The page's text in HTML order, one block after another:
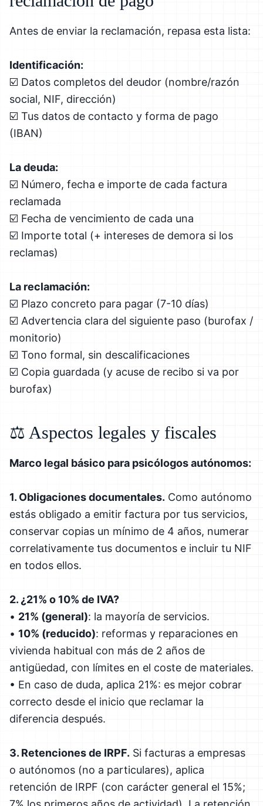
Antes de enviar la reclamación, repasa esta lista:
Identificación:
☑️ Datos completos del deudor (nombre/razón
social, NIF, dirección)
☑️ Tus datos de contacto y forma de pago
(IBAN)
La deuda:
☑️ Número, fecha e importe de cada factura
reclamada
☑️ Fecha de vencimiento de cada una
☑️ Importe total (+ intereses de demora si los
reclamas)
La reclamación:
☑️ Plazo concreto para pagar (7-10 días)
☑️ Advertencia clara del siguiente paso (burofax /
monitorio)
☑️ Tono formal, sin descalificaciones
☑️ Copia guardada (y acuse de recibo si va por
burofax)
⚖️ Aspectos legales y fiscales
Marco legal básico para psicólogos autónomos:
1. Obligaciones documentales. Como autónomo
estás obligado a emitir factura por tus servicios,
conservar copias un mínimo de 4 años, numerar
correlativamente tus documentos e incluir tu NIF
en todos ellos.
2. ¿21% o 10% de IVA?
• 21% (general): la mayoría de servicios.
• 10% (reducido): reformas y reparaciones en
vivienda habitual con más de 2 años de
antigüedad, con límites en el coste de materiales.
• En caso de duda, aplica 21%: es mejor cobrar
correcto desde el inicio que reclamar la
diferencia después.
3. Retenciones de IRPF. Si facturas a empresas
o autónomos (no a particulares), aplica
retención de IRPF (con carácter general el 15%;